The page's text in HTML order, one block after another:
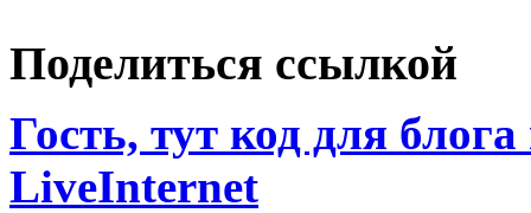
Поделиться ссылкой
Гость, тут код для
LiveInternet